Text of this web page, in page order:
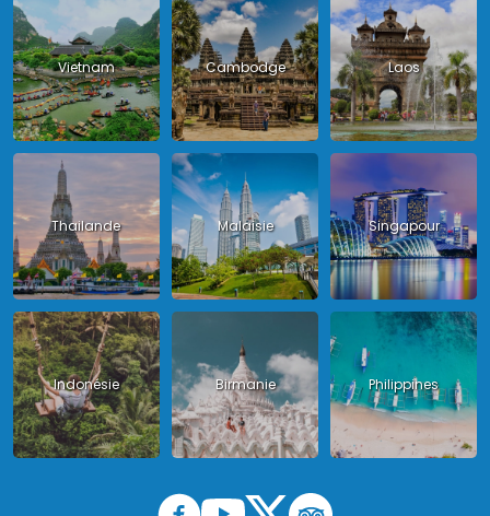
Vietnam Cambodge Laos
Thailande Malaisie Singapour
Indonésie Birmanie Philippines